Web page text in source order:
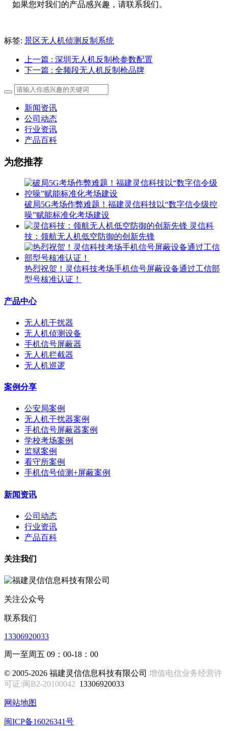
如果您对我们的产品感兴趣，请联系我们。
标签: 景区无人机侦测反制系统
上一篇 : 深圳无人机反制枪参数配置
下一篇 : 全频段无人机反制枪品牌
新闻资讯
公司动态
行业资讯
产品百科
为您推荐
破局5G考场作弊难题！福建灵信科技以“数字信令级控
噪”赋能标准化考场建设
灵信科
技：领航无人机低空防御的创新先锋
热烈祝贺！灵信科技考场手机信号屏蔽设备通过工信部
型号核准认证！
产品中心
无人机干扰器
无人机侦测设备
手机信号屏蔽器
无人机拦截器
无人机巡逻
案例分享
公安局案例
无人机干扰器案例
手机信号屏蔽器案例
学校考场案例
监狱案例
看守所案例
手机信号侦测+屏蔽案例
新闻资讯
公司动态
行业资讯
产品百科
关注我们
关注公众号
联系我们
13306920033
周一至周五 09：00-18：00
© 2005-2026 福建灵信信息科技有限公司 增值电信业务经营许
可证:闽B2-20100042 13306920033
网站地图
闽ICP备16026341号